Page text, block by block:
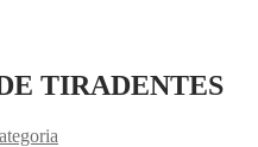
TIRADENTES